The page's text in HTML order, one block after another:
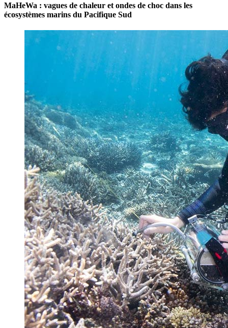
MaHeWa : vagues de chaleur et ondes de choc dans les
écosystèmes marins du Pacifique Sud